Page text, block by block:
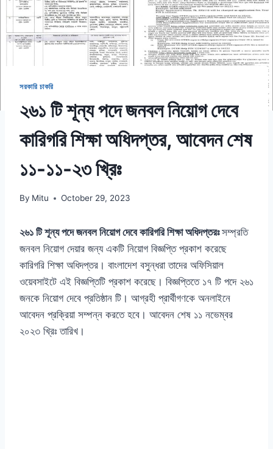
সরকারি চাকরি
২৬১ টি শূন্য পদে জনবল নিয়োগ দেবে
কারিগরি শিক্ষা অধিদপ্তর, আবেদন শেষ
১১-১১-২৩ খ্রিঃ
By Mitu October 29, 2023
২৬১ টি শূন্য পদে জনবল নিয়োগ দেবে কারিগরি শিক্ষা অধিদপ্তরঃসম্প্রতি
জনবল নিয়োগ দেয়ার জন্য একটি নিয়োগ বিজ্ঞপ্তি প্রকাশ করেছে
কারিগরি শিক্ষা অধিদপ্তর। বাংলাদেশ বসুন্ধরা তাদের অফিসিয়াল
ওয়েবসাইটে এই বিজ্ঞপ্তিটি প্রকাশ করেছে। বিজ্ঞপ্তিতে ১৭ টি পদে ২৬১
জনকে নিয়োগ দেবে প্রতিষ্ঠান টি। আগ্রহী প্রার্থীগণকে অনলাইনে
আবেদন প্রক্রিয়া সম্পন্ন করতে হবে। আবেদন শেষ ১১ নভেম্বর
২০২৩ খ্রিঃ তারিখ।